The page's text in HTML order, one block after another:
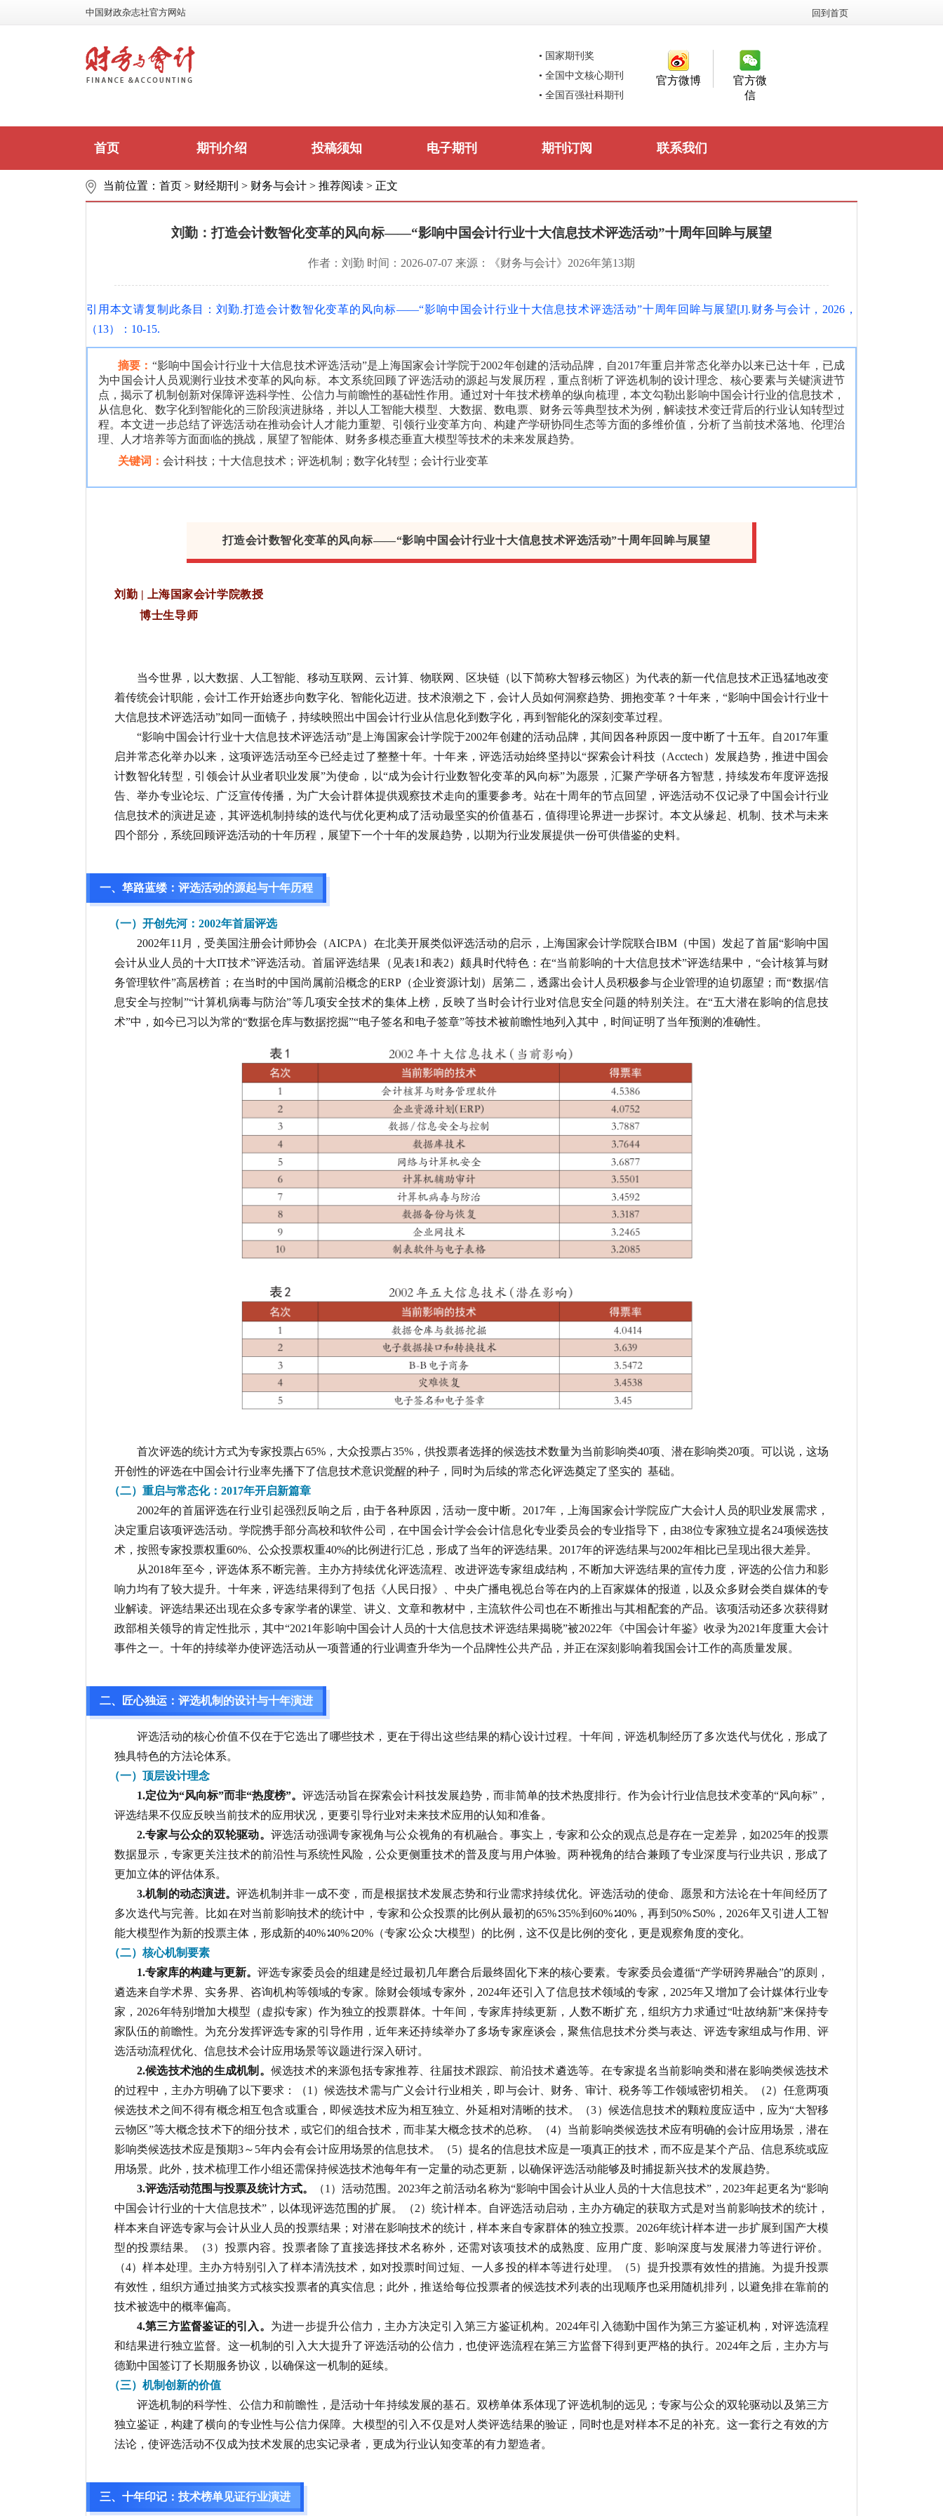
中国财政杂志社官方网站 回到首页
• 国家期刊奖
• 全国中文核心期刊
• 全国百强社科期刊
官方微博
官方微
信
首页 期刊介绍 投稿须知 电子期刊 期刊订阅 联系我们
当前位置： 首页 > 财经期刊 > 财务与会计 > 推荐阅读 > 正文
刘勤：打造会计数智化变革的风向标——“影响中国会计行业十大信息技术评选活动”十周年回眸与展望
作者：刘勤 时间：2026-07-07 来源：《财务与会计》2026年第13期
引用 本文请复制 此条 目
：刘勤.打造会计数智化变革的风向标——“影响中国会计行业十大信息技术评选活动”十周年回眸与展望[J].财务与会计，2026，
（13）：10-15.
摘要： “影响中国会计行业十大信息技术评选活动”是上海国家会计学院于2002年创建的活动品牌，自2017年重启并常态化举办以来已达十年，已成
为中国会计人员观测行业技术变革的风向标。本文系统回顾了评选活动的源起与发展历程，重点剖析了评选机制的设计理念、核心要素与关键演进节
点，揭示了机制创新对保障评选科学性、公信力与前瞻性的基础性作用。通过对十年技术榜单的纵向梳理，本文勾勒出影响中国会计行业的信息技术，
从信息化、数字化到智能化的三阶段演进脉络，并以人工智能大模型、大数据、数电票、财务云等典型技术为例，解读技术变迁背后的行业认知转型过
程。本文进一步总结了评选活动在推动会计人才能力重塑、引领行业变革方向、构建产学研协同生态等方面的多维价值，分析了当前技术落地、伦理治
理、人才培养等方面面临的挑战，展望了智能体、财务多模态垂直大模型等技术的未来发展趋势。
关键词： 会计科技；十大信息技术；评选机制；数字化转型；会计行业变革
打造会计数智化变革的风向标——“影响中国会计行业十大信息技术评选活动”十周年回眸与展望
刘勤 | 上海国家会计学院教授
博士生导师
当今世界，以大数据、人工智能、移动互联网、云计算、物联网、区块链（以下简称大智移云物区）为代表的新一代信息技术正迅猛地改变
着传统会计职能，会计工作开始逐步向数字化、智能化迈进。技术浪潮之下，会计人员如何洞察趋势、拥抱变革？十年来，“影响中国会计行业十
大信息技术评选活动”如同一面镜子，持续映照出中国会计行业从信息化到数字化，再到智能化的深刻变革过程。
“影响中国会计行业十大信息技术评选活动”是上海国家会计学院于2002年创建的活动品牌，其间因各种原因一度中断了十五年。自2017年重
启并常态化举办以来，这项评选活动至今已经走过了整整十年。十年来，评选活动始终坚持以“探索会计科技 （Acctech）发展趋势，推进中国会
计数智化转型，引领会计从业者职业发展”为使命，以“成为会计行业数智化变革的风向标”为愿景，汇聚产学研各方智慧，持续发布年度评选报
告、举办专业论坛、广泛宣传传播，为广大会计群体提供观察技术走向的重要参考。站在十周年的节点回望，评选活动不仅记录了中国会计行业
信息技术的演进足迹，其评选机制持续的迭代与优化更构成了活动最坚实的价值基石，值得理论界进一步探讨。本文从缘起、机制、技术与未来
四个部分，系统回顾评选活动的十年历程，展望下一个十年的发展趋势，以期为行业发展提供一份可供借鉴的史料。
一、筚路蓝缕：评选活动的源起与十年历程
（一）开创先河：2002年首届评选
2002年11月，受美国注册会计师协会（AICPA ）在北美开展类似评选活动的启示，上海国家会计学院联合IBM（中国）发起了首届“影响中国
会计从业人员的十大IT技术”评选活动。首届评选结果（见表1和表2）颇具时代特色：在“当前影响的十大信息技术”评选结果中，“会计核算与财
务管理软件”高居榜首；在当时的中国尚属前沿概念的ERP（企业资源计划）居第二，透露出会计人员积极参与企业管理的迫切愿望；而“数据/信
息安全与控制”“计算机病毒与防治”等几项安全技术的集体上榜，反映了当时会计行业对信息安全问题的特别关注。在“五大潜在影响的信息技
术”中，如今已习以为常的“数据仓库与数据挖掘”“电子签名和电子签章”等技术被前瞻性地列入其中，时间证明了当年预测的准确性。
首次评选的统计方式为专家投票占65%，大众投票占35%，供投票者选择的候选技术数量为当前影响类40项、潜在影响类20项。可以说，这场
开创性的评选在中国会计行业率先播下了信息技术意识觉醒的种子，同时为后续的常态化评选奠定了坚实的 基础。
（二）重启与常态化：2017年开启新篇章
2002年的首届评选在行业引起强烈反响之后，由于各种原因，活动一度中断。2017年，上海国家会计学院应广大会计人员的职业发展需求，
决定重启该项评选活动。学院携手部分高校和软件公司，在中国会计学会会计信息化专业委员会的专业指导下，由38位专家独立提名24项候选技
术，按照专家投票权重60%、公众投票权重40%的比例进行汇总，形成了当年的评选结果。2017年的评选结果与2002年相比已呈现出很大差异。
从2018年至今，评选体系不断完善。主办方持续优化评选流程、改进评选专家组成结构，不断加大评选结果的宣传力度，评选的公信力和影
响力均有了较大提升。十年来，评选结果得到了包括《人民日报》、中央广播电视总台等在内的上百家媒体的报道，以及众多财会类自媒体的专
业解读。评选结果还出现在众多专家学者的课堂、讲义、文章和教材中，主流软件公司也在不断推出与其相配套的产品。该项活动还多次获得财
政部相关领导的肯定性批示，其中“2021年影响中国会计人员的十大信息技术评选结果揭晓”被2022年《中国会计年鉴》收录为2021年度重大会计
事件之一。十年的持续举办使评选活动从一项普通的行业调查升华为一个品牌性公共产品，并正在深刻影响着我国会计工作的高质量发展。
二、匠心独运：评选机制的设计与十年演进
评选活动的核心价值不仅在于它选出了哪些技术，更在于得出这些结果的精心设计过程。十年间，评选机制经历了多次迭代与优化，形成了
独具特色的方法论体系。
（一）顶层设计理念
1.定位为“风向标”而非“热度榜”。 评选活动旨在探索会计科技发展趋势，而非简单的技术热度排行。作为会计行业信息技术变革的“风向标”，
评选结果不仅应反映当前技术的应用状况，更要引导行业对未来技术应用的认知和准备。
2.专家与公众的双轮驱动。 评选活动强调专家视角与公众视角的有机融合。事实上，专家和公众的观点总是存在一定差异，如2025年的投票
数据显示，专家更关注技术的前沿性与系统性风险，公众更侧重技术的普及度与用户体验。两种视角的结合兼顾了专业深度与行业共识，形成了
更加立体的评估体系。
3.机制的动态演进。评选机制并非一成不变，而是根据技术发展态势和行业需求持续优化。评选活动的使命、愿景和方法论在十年间经历了
多次迭代与完善。比如在对当前影响技术的统计中，专家和公众投票的比例从最初的65%∶35%到60%∶40%，再到50%∶50%，2026年又引进人工智
能大模型作为新的投票主体，形成新的40%∶40%∶20%（专家∶公众∶大模型）的比例，这不仅是比例的变化，更是观察角度的变化。
（二）核心机制要素
1.专家库的构建与更新。 评选专家委员会的组建是经过最初几年磨合后最终固化下来的核心要素。专家委员会遵循“产学研跨界融合”的原则，
遴选来自学术界、实务界、咨询机构等领域的专家。除财会领域专家外，2024年还引入了信息技术领域的专家，2025年又增加了会计媒体行业专
家，2026年特别增加大模型（虚拟专家）作为独立的投票群体。十年间，专家库持续更新，人数不断扩充，组织方力求通过“吐故纳新”来保持专
家队伍的前瞻性。为充分发挥评选专家的引导作用，近年来还持续举办了多场专家座谈会，聚焦信息技术分类与表达、评选专家组成与作用、评
选活动流程优化、信息技术会计应用场景等议题进行深入研讨。
2.候选技术池的生成机制。 候选技术的来源包括专家推荐、往届技术跟踪、前沿技术遴选等。在专家提名当前影响类和潜在影响类候选技术
的过程中，主办方明确了以下要求：（1）候选技术需与广义会计行业相关，即与会计、财务、审计、税务等工作领域密切相关。（2）任意两项
候选技术之间不得有概念相互包含或重合，即候选技术应为相互独立、外延相对清晰的技术。（3）候选信息技术的颗粒度应适中，应为“大智移
云物区”等大概念技术下的细分技术，或它们的组合技术，而非某大概念技术的总称。（4）当前影响类候选技术应有明确的会计应用场景，潜在
影响类候选技术应是预期3～5年内会有会计应用场景的信息技术。（5）提名的信息技术应是一项真正的技术，而不应是某个产品、信息系统或应
用场景。此外，技术梳理工作小组还需保持候选技术池每年有一定量的动态更新，以确保评选活动能够及时捕捉新兴技术的发展趋势。
3.评选活动范围与投票及统计方式。
（1）活动范围。2023年之前活动名称为“影响中国会计从业人员的十大信息技术”，2023年起更名为“影响
中国会计行业的十大信息技术”，以体现评选范围的扩展。（2）统计样本。自评选活动启动，主办方确定的获取方式是对当前影响技术的统计，
样本来自评选专家与会计从业人员的投票结果；对潜在影响技术的统计，样本来自专家群体的独立投票。2026年统计样本进一步扩展到国产大模
型的投票结果。（3）投票内容。投票者除了直接选择技术名称外，还需对该项技术的成熟度、应用广度、影响深度与发展潜力等进行评价。
（4）样本处理。主办方特别引入了样本清洗技术，如对投票时间过短、一人多投的样本等进行处理。（5）提升投票有效性的措施。为提升投票
有效性，组织方通过抽奖方式核实投票者的真实信息；此外，推送给每位投票者的候选技术列表的出现顺序也采用随机排列，以避免排在靠前的
技术被选中的概率偏高。
4.第三方监督鉴证的引入。 为进一步提升公信力，主办方决定引入第三方鉴证机构。2024年引入德勤中国作为第三方鉴证机构，对评选流程
和结果进行独立监督。这一机制的引入大大提升了评选活动的公信力，也使评选流程在第三方监督下得到更严格的执行。2024年之后，主办方与
德勤中国签订了长期服务协议，以确保这一机制的延续。
（三）机制创新的价值
评选机制的科学性、公信力和前瞻性，是活动十年持续发展的基石。双榜单体系体现了评选机制的远见；专家与公众的双轮驱动以及第三方
独立鉴证，构建了横向的专业性与公信力保障。大模型的引入不仅是对人类评选结果的验证，同时也是对样本不足的补充。这一套行之有效的方
法论，使评选活动不仅成为技术发展的忠实记录者，更成为行业认知变革的有力塑造者。
三、十年印记：技术榜单见证行业演进